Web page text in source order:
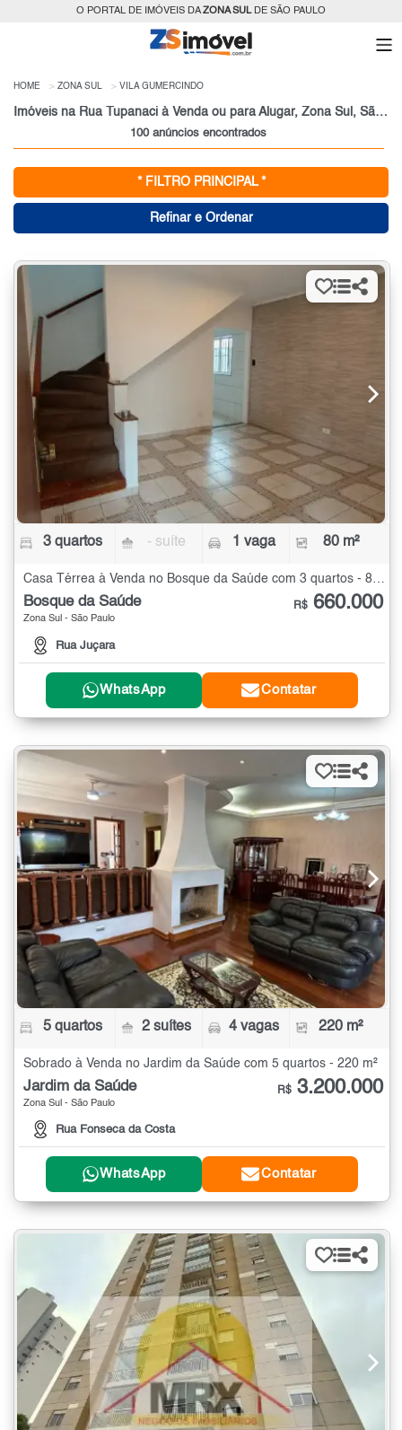
O PORTAL DE IMÓVEIS DAZONA SULDE SÃO PAULO
HOME ZONA SUL VILA GUMERCINDO
Imóveis na Rua Tupanaci à Venda ou para Alugar, Zona Sul, São Paulo, SP
100 anúncios encontrados
* FILTRO PRINCIPAL *
Refinar e Ordenar
3 quartos - suíte 1 vaga 80 m²
Casa Térrea à Venda no Bosque da Saúde com 3 quartos - 80 m²
Bosque da Saúde
Zona Sul - São Paulo
Rua Juçara
R$ 660.000
WhatsApp Contatar
5 quartos 2 suítes 4 vagas 220 m²
Sobrado à Venda no Jardim da Saúde com 5 quartos - 220 m²
Jardim da Saúde
Zona Sul - São Paulo
Rua Fonseca da Costa
R$ 3.200.000
WhatsApp Contatar